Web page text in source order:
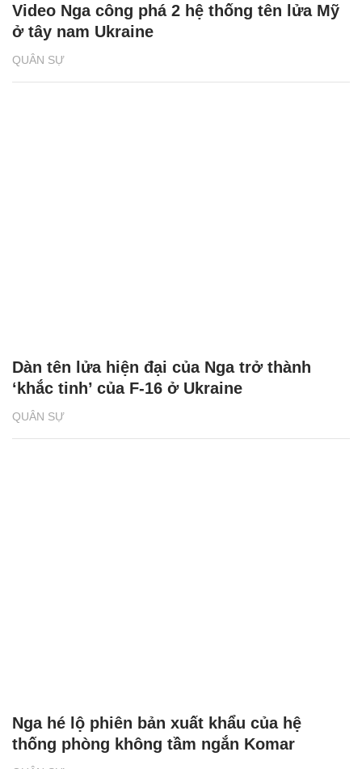
QUÂN SỰ
Video Nga công phá 2 hệ thống tên lửa Mỹ
ở tây nam Ukraine
QUÂN SỰ
Dàn tên lửa hiện đại của Nga trở thành
‘khắc tinh’ của F-16 ở Ukraine
Nga hé lộ phiên bản xuất khẩu của hệ
thống phòng không tầm ngắn Komar